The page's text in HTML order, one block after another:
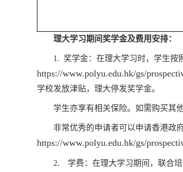
理大学习期间奖学金及费用安排：
1. 奖学金：在理大学习时，学生按
https://www.polyu.edu.hk/gs/
学校发放津贴，理大停发奖学金。
学生亦享有相关保险。如需购买其
非常优秀的申请者可以申请香港政
https://www.polyu.edu.hk/gs/
2. 学费：在理大学习期间，联合